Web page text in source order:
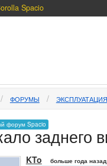
Spacio
ФОРУМЫ
форум Spacio
заднего
KTo больше года назад